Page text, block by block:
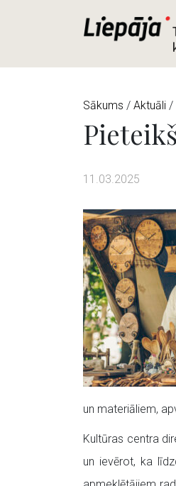
Sākums / Aktuāli /
11.03.2025
un materiāliem,
Kultūras centra
un ievērot, ka